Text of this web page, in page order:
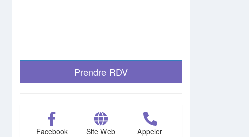
Prendre RDV
Facebook Site Web Appeler